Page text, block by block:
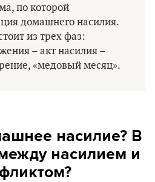
по которой
домашнего насилия.
из трех фаз:
– акт насилия –
«медовый месяц».
насилие? В
насилием и